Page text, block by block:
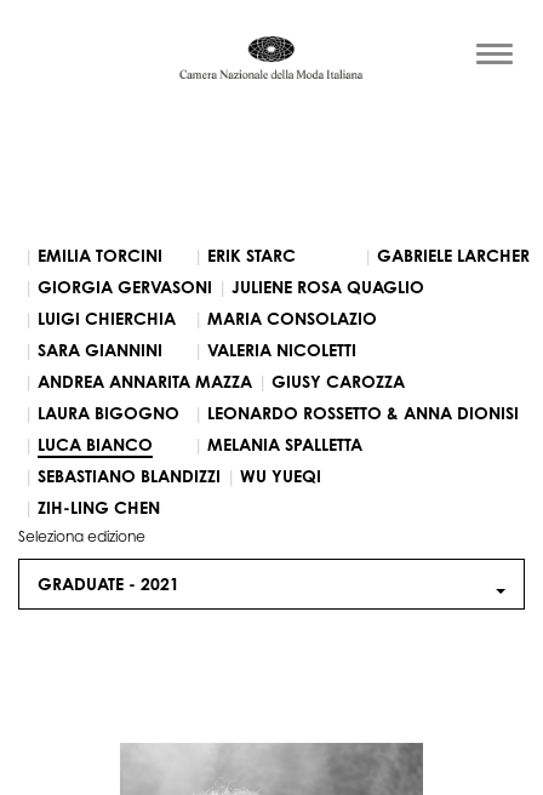
EMILIA TORCINI ERIK STARC
GABRIELE LARCHER
GIORGIA GERVASONI
JULIENE ROSA QUAGLIO
LUIGI CHIERCHIA
MARIA CONSOLAZIO
SARA GIANNINI
VALERIA NICOLETTI
ANDREA ANNARITA MAZZA
GIUSY CAROZZA
LAURA BIGOGNO
LEONARDO ROSSETTO & ANNA DIONISI
LUCA BIANCO
MELANIA SPALLETTA
SEBASTIANO BLANDIZZI
WU YUEQI
ZIH-LING CHEN
Seleziona edizione
GRADUATE - 2021